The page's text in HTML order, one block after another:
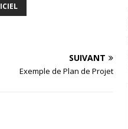
SUIVANT
Exemple de Plan de Projet